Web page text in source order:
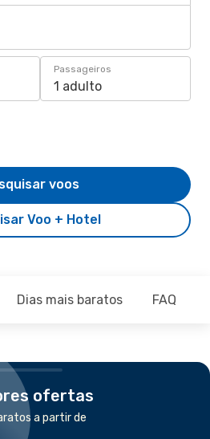
Passageiros
1 adulto
Voo + Hotel
voos
Dias mais baratos FAQ
ofertas
a partir de